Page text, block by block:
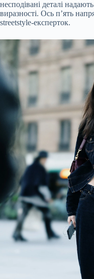
несподівані деталі
виразності. Ось п’ять
streetstyle-експерток.